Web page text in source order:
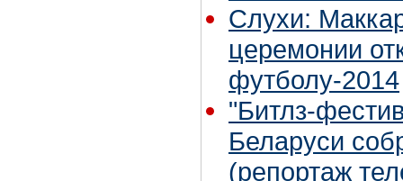
Слухи:
церемонии
футболу-2014
"Битлз-
Беларуси
(репортаж